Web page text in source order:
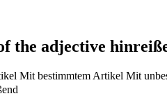
the adjective
Mit bestimmtem Artikel Mit